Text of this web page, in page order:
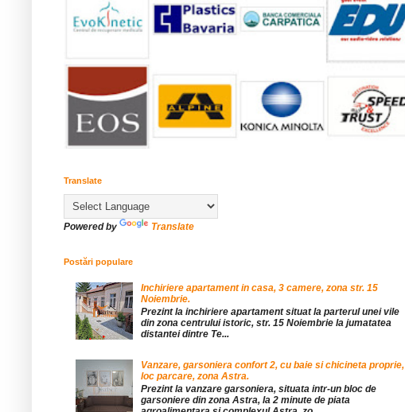
Translate
Powered by Translate
Postări populare
Inchiriere apartament in casa, 3 camere, zona str. 15
Noiembrie.
Prezint la inchiriere apartament situat la parterul unei vile
din zona centrului istoric, str. 15 Noiembrie la jumatatea
distantei dintre Te...
Vanzare, garsoniera confort 2, cu baie si chicineta proprie,
loc parcare, zona Astra.
Prezint la vanzare garsoniera, situata intr-un bloc de
garsoniere din zona Astra, la 2 minute de piata